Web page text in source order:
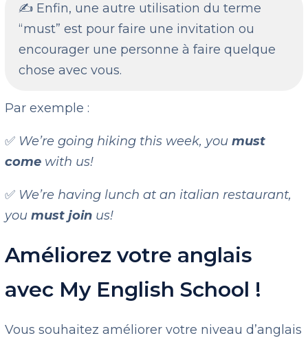
✍️ Enfin, une autre utilisation du terme
“must” est pour faire une invitation ou
encourager une personne à faire quelque
chose avec vous.
Par exemple :
✅ We’re going hiking this week, youmust
come with us!
✅ We’re having lunch at an italian restaurant,
youmust join us!
Améliorez votre anglais
avec My English School !
Vous souhaitez améliorer votre niveau d’anglais